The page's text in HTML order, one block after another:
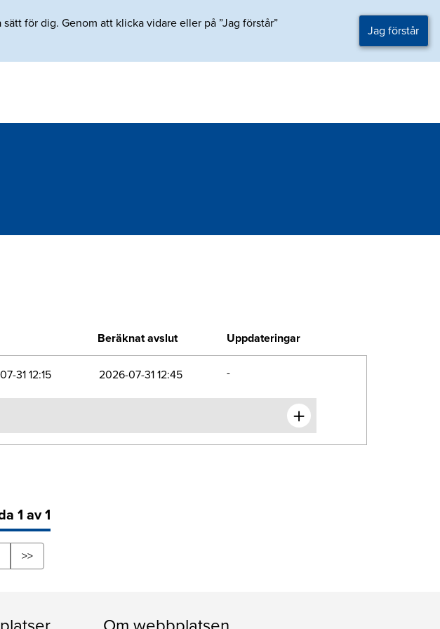
för dig. Genom att klicka vidare eller på ”Jag förstår”
Jag förstår
Beräknat avslut Uppdateringar
31 12:15 2026-07-31 12:45 -
1 av 1
>>